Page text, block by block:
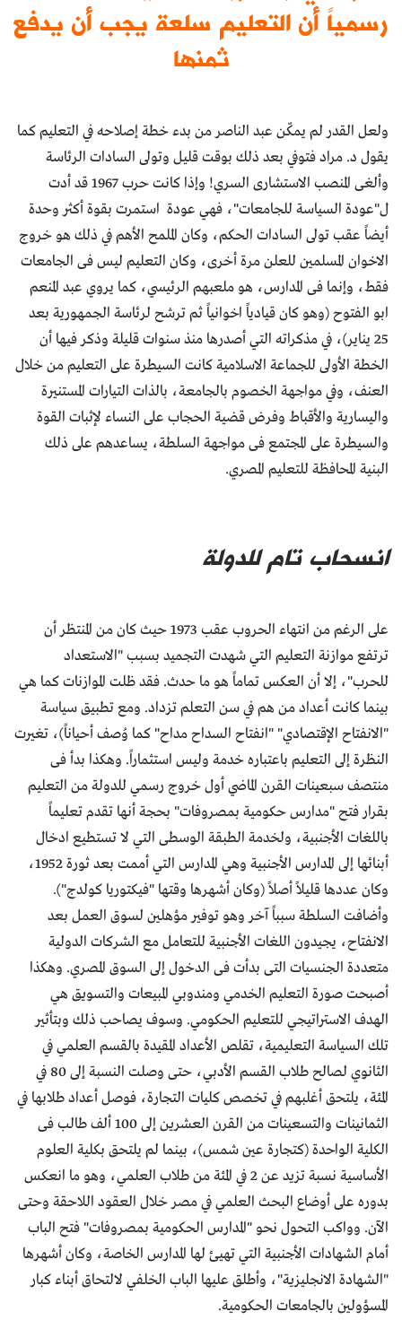
رسمياً أن التعليم سلعة يجب أن يدفع
ثمنها
ولعل القدر لم يمكّن عبد الناصر من بدء خطة إصلاحه في التعليم كما
يقول د. مراد فتوفي بعد ذلك بوقت قليل وتولى السادات الرئاسة
وألغى المنصب الاستشارى السري! وإذا كانت حرب 1967 قد أدت
ل"عودة السياسة للجامعات"، فهي عودة استمرت بقوة أكثر وحدة
أيضاً عقب تولى السادات الحكم، وكان الملمح الأهم في ذلك هو خروج
الاخوان المسلمين للعلن مرة أخرى، وكان التعليم ليس فى الجامعات
فقط، وإنما فى المدارس، هو ملعبهم الرئيسي، كما يروي عبد المنعم
ابو الفتوح (وهو كان قيادياً اخوانياً ثم ترشح لرئاسة الجمهورية بعد
25 يناير)، في مذكراته التي أصدرها منذ سنوات قليلة وذكر فيها أن
الخطة الأولى للجماعة الاسلامية كانت السيطرة على التعليم من خلال
العنف، وفي مواجهة الخصوم بالجامعة، بالذات التيارات المستنيرة
واليسارية والأقباط وفرض قضية الحجاب على النساء لإثبات القوة
والسيطرة على المجتمع فى مواجهة السلطة، يساعدهم على ذلك
البنية المحافظة للتعليم المصري.
انسحاب تام للدولة
على الرغم من انتهاء الحروب عقب 1973 حيث كان من المنتظر أن
ترتفع موازنة التعليم التي شهدت التجميد بسبب "الاستعداد
للحرب"، إلا أن العكس تماماً هو ما حدث. فقد ظلت الموازنات كما هي
بينما كانت أعداد من هم في سن التعلم تزداد. ومع تطبيق سياسة
"الانفتاح الإقتصادي" "انفتاح السداح مداح" كما وُصف أحياناً)، تغيرت
النظرة إلى التعليم باعتباره خدمة وليس استثماراً. وهكذا بدأ فى
منتصف سبعينات القرن الماضي أول خروج رسمي للدولة من التعليم
بقرار فتح "مدارس حكومية بمصروفات" بحجة أنها تقدم تعليماً
باللغات الأجنبية، ولخدمة الطبقة الوسطى التي لا تستطيع ادخال
أبنائها إلى المدارس الأجنبية وهي المدارس التي أممت بعد ثورة 1952،
وكان عددها قليلاً أصلاً (وكان أشهرها وقتها "فيكتوريا كولدج").
وأضافت السلطة سبباً آخر وهو توفير مؤهلين لسوق العمل بعد
الانفتاح، يجيدون اللغات الأجنبية للتعامل مع الشركات الدولية
متعددة الجنسيات التى بدأت فى الدخول إلى السوق المصري. وهكذا
أصبحت صورة التعليم الخدمي ومندوبي المبيعات والتسويق هي
الهدف الاستراتيجي للتعليم الحكومي. وسوف يصاحب ذلك وبتأثير
تلك السياسة التعليمية، تقلص الأعداد المقيدة بالقسم العلمي في
الثانوي لصالح طلاب القسم الأدبي، حتى وصلت النسبة إلى 80 في
المئة، يلتحق أغلبهم في تخصص كليات التجارة، فوصل أعداد طلابها في
الثمانينات والتسعينات من القرن العشرين إلى 100 ألف طالب فى
الكلية الواحدة (كتجارة عين شمس)، بينما لم يلتحق بكلية العلوم
الأساسية نسبة تزيد عن 2 في المئة ‏من طلاب العلمي، وهو ما انعكس
بدوره على أوضاع البحث العلمي في مصر خلال العقود اللاحقة وحتى
الآن. وواكب التحول نحو "المدارس الحكومية بمصروفات" فتح الباب
أمام الشهادات الأجنبية التي تهيئ لها المدارس الخاصة، وكان أشهرها
"الشهادة الانجليزية"، وأطلق عليها الباب الخلفي لالتحاق أبناء كبار
المسؤولين بالجامعات الحكومية.